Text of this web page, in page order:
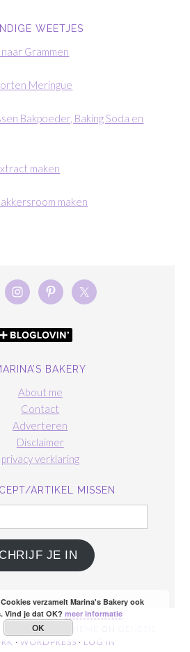
WEETJES
Grammen
Meringue
Bakpoeder, Baking Soda en
maken
maken
BAKERY
About me
Contact
Adverteren
Disclaimer
privacy verklaring
ARTIKEL MISSEN
JE IN
FOODIE PRO THEME
· WORDPRESS · LOG IN
verzamelt Marina's Bakery ook
Vind je dat OK? meer informatie
OK